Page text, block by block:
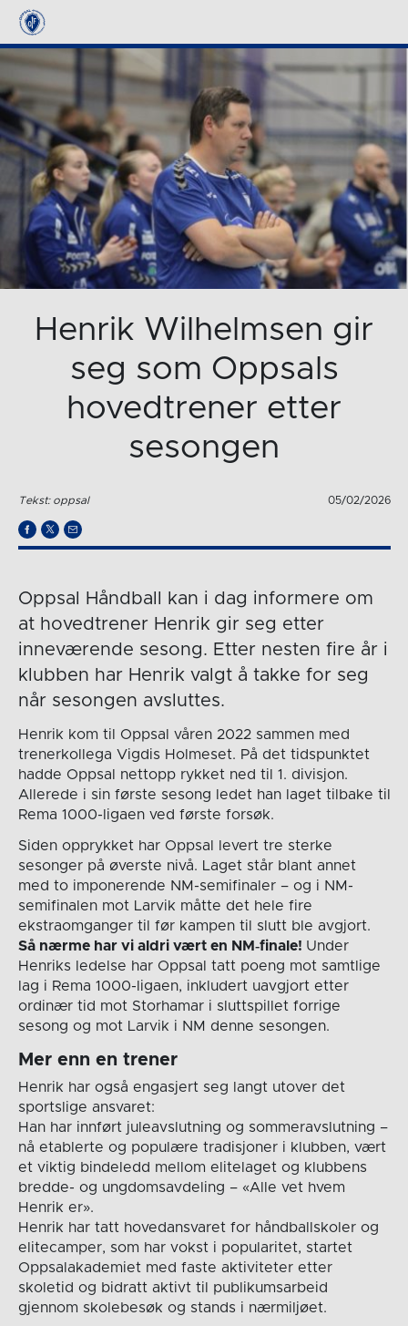
Henrik Wilhelmsen gir
seg som Oppsals
hovedtrener etter
sesongen
Tekst: oppsal 05/02/2026
Oppsal Håndball kan i dag informere om
at hovedtrener Henrik gir seg etter
inneværende sesong. Etter nesten fire år i
klubben har Henrik valgt å takke for seg
når sesongen avsluttes.
Henrik kom til Oppsal våren 2022 sammen med
trenerkollega Vigdis Holmeset. På det tidspunktet
hadde Oppsal nettopp rykket ned til 1. divisjon.
Allerede i sin første sesong ledet han laget tilbake til
Rema 1000-ligaen ved første forsøk.
Siden opprykket har Oppsal levert tre sterke
sesonger på øverste nivå. Laget står blant annet
med to imponerende NM-semifinaler – og i NM-
semifinalen mot Larvik måtte det hele fire
ekstraomganger til før kampen til slutt ble avgjort.
Så nærme har vi aldri vært en NM‑finale! Under
Henriks ledelse har Oppsal tatt poeng mot samtlige
lag i Rema 1000-ligaen, inkludert uavgjort etter
ordinær tid mot Storhamar i sluttspillet forrige
sesong og mot Larvik i NM denne sesongen.
Mer enn en trener
Henrik har også engasjert seg langt utover det
sportslige ansvaret:
Han har innført juleavslutning og sommeravslutning –
nå etablerte og populære tradisjoner i klubben, vært
et viktig bindeledd mellom elitelaget og klubbens
bredde- og ungdomsavdeling – «Alle vet hvem
Henrik er».
Henrik har tatt hovedansvaret for håndballskoler og
elitecamper, som har vokst i popularitet, startet
Oppsalakademiet med faste aktiviteter etter
skoletid og bidratt aktivt til publikumsarbeid
gjennom skolebesøk og stands i nærmiljøet.